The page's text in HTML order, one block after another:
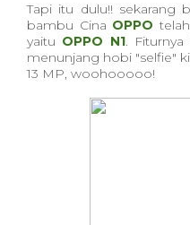
Tapi itu dulu!! sekarang
bambu Cina OPPO
yaitu OPPO N1. Fiturnya
menunjang hobi "selfie"
13 MP, woohooooo!